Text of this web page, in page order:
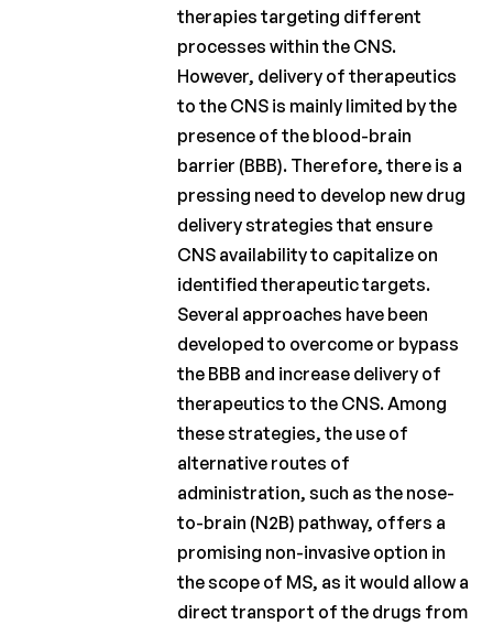
therapies targeting different
processes within the CNS.
However, delivery of therapeutics
to the CNS is mainly limited by the
presence of the blood-brain
barrier (BBB). Therefore, there is a
pressing need to develop new drug
delivery strategies that ensure
CNS availability to capitalize on
identified therapeutic targets.
Several approaches have been
developed to overcome or bypass
the BBB and increase delivery of
therapeutics to the CNS. Among
these strategies, the use of
alternative routes of
administration, such as the nose-
to-brain (N2B) pathway, offers a
promising non-invasive option in
the scope of MS, as it would allow a
direct transport of the drugs from